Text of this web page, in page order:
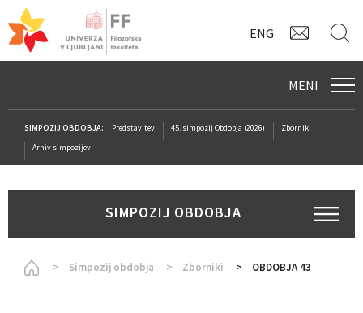
ENG
MENI
SIMPOZIJ OBDOBJA: Predstavitev 45. simpozij Obdobja (2026)
Zborniki
Arhiv simpozijev
SIMPOZIJ OBDOBJA
HomepageSimpozij obdobja Zborniki OBDOBJA 43